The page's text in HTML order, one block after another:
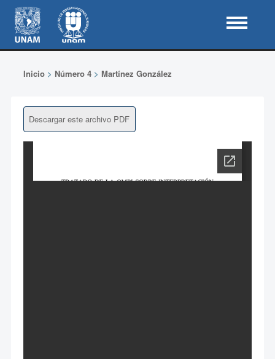
Inicio> Número 4> Martínez González
Descargar este archivo PDF